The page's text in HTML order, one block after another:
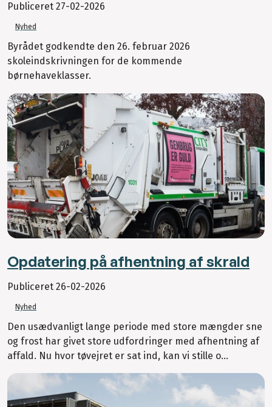
Publiceret 27-02-2026
Nyhed
Byrådet godkendte den 26. februar 2026
skoleindskrivningen for de kommende
børnehaveklasser.
Opdatering på afhentning af skrald
Publiceret 26-02-2026
Nyhed
Den usædvanligt lange periode med store mængder sne
og frost har givet store udfordringer med afhentning af
affald. Nu hvor tøvejret er sat ind, kan vi stille o...